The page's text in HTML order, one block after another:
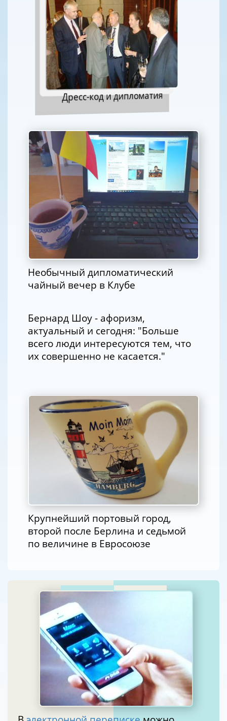
Дресс-код и дипломатия
Необычный дипломатический
чайный вечер в Клубе
Бернард Шоу - афоризм,
актуальный и сегодня: "Больше
всего люди интересуются тем, что
их совершенно не касается."
Крупнейший портовый город,
второй после Берлина и седьмой
по величине в Евросоюзе